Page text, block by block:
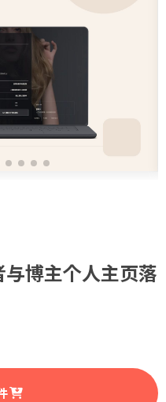
博主个人主页落